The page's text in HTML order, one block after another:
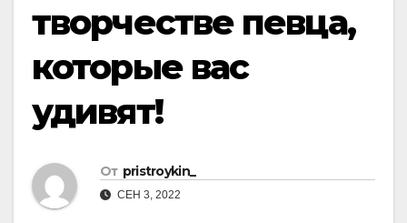
творчестве певца,
которые вас
удивят!
От pristroykin_
СЕН 3, 2022